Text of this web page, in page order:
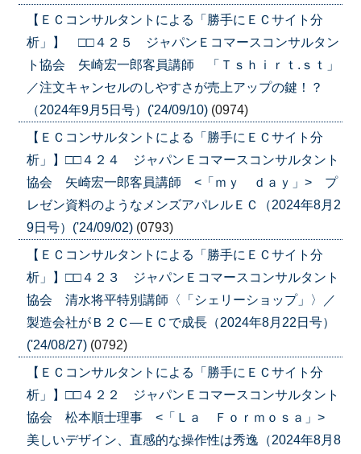
【ＥＣコンサルタントによる「勝手にＥＣサイト分
析」】 □□４２５ ジャパンＥコマースコンサルタン
ト協会 矢崎宏一郎客員講師 「Ｔｓｈｉｒｔ.ｓｔ」
／注文キャンセルのしやすさが売上アップの鍵！？
（2024年9月5日号）('24/09/10) (0974)
【ＥＣコンサルタントによる「勝手にＥＣサイト分
析」】□□４２４ ジャパンＥコマースコンサルタント
協会 矢崎宏一郎客員講師 <「ｍｙ ｄａｙ」> プ
レゼン資料のようなメンズアパレルＥＣ（2024年8月2
9日号）('24/09/02) (0793)
【ＥＣコンサルタントによる「勝手にＥＣサイト分
析」】□□４２３ ジャパンＥコマースコンサルタント
協会 清水将平特別講師〈「シェリーショップ」〉／
製造会社がＢ２Ｃ―ＥＣで成長（2024年8月22日号）
('24/08/27) (0792)
【ＥＣコンサルタントによる「勝手にＥＣサイト分
析」】□□４２２ ジャパンＥコマースコンサルタント
協会 松本順士理事 <「Ｌａ Ｆｏｒｍｏｓａ」>
美しいデザイン、直感的な操作性は秀逸（2024年8月8